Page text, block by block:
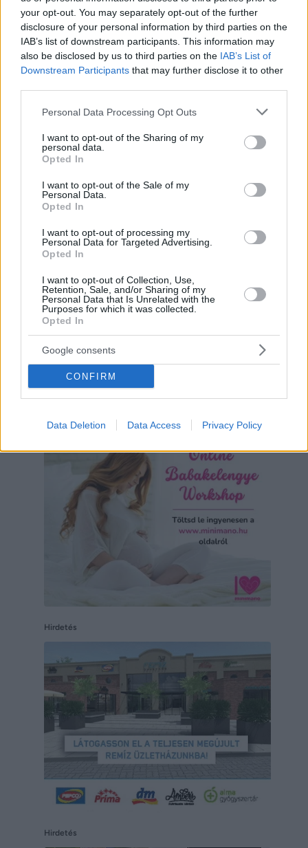
your opt-out. You may separately opt-out of the further
disclosure of your personal information by third parties on the
IAB’s list of downstream participants. This information may
also be disclosed by us to third parties on the IAB’s List of
Downstream Participants that may further disclose it to other
Please note that this website/app uses one or more Google
not limited to your visit or usage behaviour. You may click to
grant or deny consent to Google and its third-party tags to
use your data for below specified purposes in below Google
consent section.
Personal Data Processing Opt Outs
I want to opt-out of the Sharing of my
personal data.
Opted In
I want to opt-out of the Sale of my
Personal Data.
Opted In
I want to opt-out of processing my
Personal Data for Targeted Advertising.
Opted In
I want to opt-out of Collection, Use,
Retention, Sale, and/or Sharing of my
Personal Data that Is Unrelated with the
Purposes for which it was collected.
Opted In
Google consents
CONFIRM
Data Deletion Data Access Privacy Policy
(15 ezer), folyamatos botox-
kezelések (100 ezer), arccsont-
implantátum (20 ezer) és egy teljes
arcplasztika (50 ezer dollár).
Facebook
Reddit
Email
Hirdetés
Hirdetés
Hirdetés